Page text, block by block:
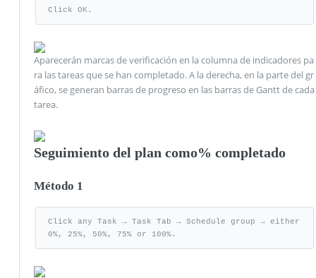
Click OK.
Aparecerán marcas de verificación en la columna de indicadores pa
ra las tareas que se han completado. A la derecha, en la parte del gr
áfico, se generan barras de progreso en las barras de Gantt de cada
tarea.
Seguimiento del plan como% completado
Método 1
Click any Task → Task Tab → Schedule group → either
0%, 25%, 50%, 75% or 100%.